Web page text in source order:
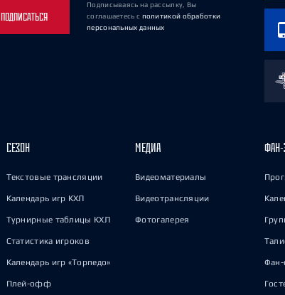
ПОДПИСАТЬСЯ
Подписываясь на рассылку, Вы
соглашаетесь с политикой обработки
персональных данных
СЕЗОН
Текстовые трансляции
Календарь игр КХЛ
Турнирные таблицы КХЛ
Статистика игроков
Календарь игр «Торпедо»
Плей-офф
МЕДИА
Видеоматериалы
Видеотрансляции
Фотогалерея
ФАН-
Фан-